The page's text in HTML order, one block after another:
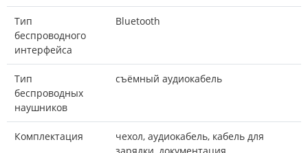
Тип
беспроводного
интерфейса
Bluetooth
Тип
беспроводных
наушников
съёмный аудиокабель
Комплектация
чехол, аудиокабель, кабель для